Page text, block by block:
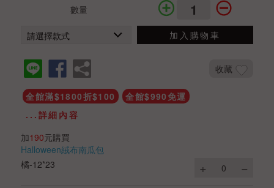
數量
加入購物車
收藏
全館滿$1800折$100
全館$990免運
...詳細內容
加190元購買
Halloween絨布南瓜包
橘-12*23